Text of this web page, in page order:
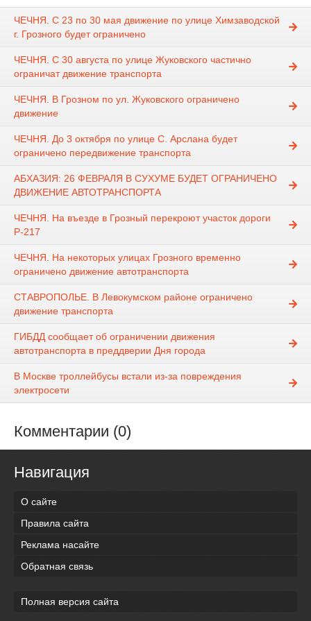
ЧЕЧНЯ. С 23 по 30 мая движение по улице Химзаводской
г. Грозного будет ограничено
ЧЕЧНЯ. С 30 августа по улице Жуковского частично
ограничат движение транспорта
ЧЕЧНЯ. В Грозном по ул. Жуковского ограничено
движение
ЧЕЧНЯ. До 3 октября по улице С. Арслана будет
ограничено передвижение транспорта
АБХАЗИЯ: 26 ФЕВРАЛЯ В СУХУМЕ БУДЕТ ОГРАНИЧЕНО
ДВИЖЕНИЕ АВТОТРАНСПОРТА
ЧЕЧНЯ. На въезде в Грозный перекроют участок дороги
Р-217
ЧЕЧНЯ. На некоторых улицах Грозного временно
ограничено движение автотранспорта
СТАВРОПОЛЬЕ. В Левокумском районе ограничено
движение транспорта
ГИБДД сообщает об ограничении движения
автотранспорта в преддверии Дня города
В Москве троллейбусы встали из-за повреждения
электросети
Комментарии (0)
Навигация
О сайте
Правила сайта
Реклама насайте
Обратная связь
Полная версия сайта